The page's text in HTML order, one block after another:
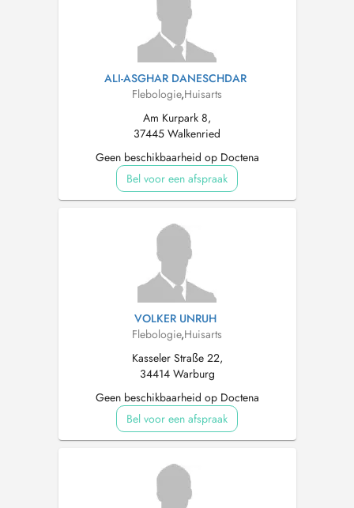
ALI-ASGHAR DANESCHDAR
Flebologie,Huisarts
Am Kurpark 8,
37445 Walkenried
Geen beschikbaarheid op Doctena
Bel voor een afspraak
VOLKER UNRUH
Flebologie,Huisarts
Kasseler Straße 22,
34414 Warburg
Geen beschikbaarheid op Doctena
Bel voor een afspraak